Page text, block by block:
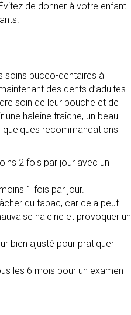
de donner à votre enfant
soins bucco-dentaires à
des dents d’adultes
soin de leur bouche et de
une haleine fraîche, un beau
recommandations
2 fois par jour avec un
1 fois par jour.
du tabac, car cela peut
haleine et provoquer un
bien ajusté pour pratiquer
les 6 mois pour un examen